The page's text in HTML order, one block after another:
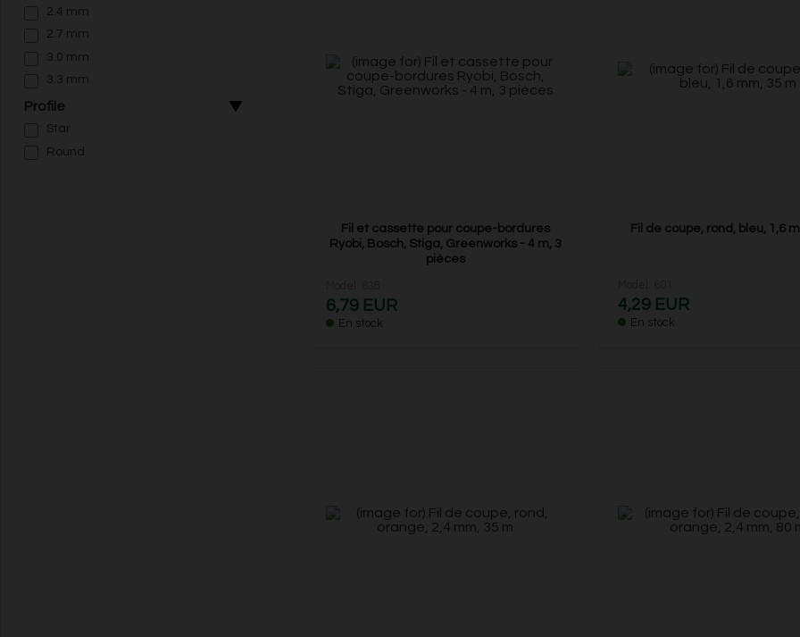
2.4 mm
2.7 mm
3.0 mm
3.3 mm
Profile
Star
Round
Fil et cassette pour coupe-bordures
Ryobi, Bosch, Stiga, Greenworks - 4 m, 3
pièces
6,79 EUR
En stock
Fil de coupe, rond, bleu, 1,6
4,29 EUR
En stock